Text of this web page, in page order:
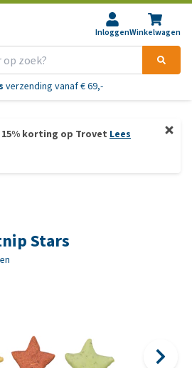
InloggenWinkelwagen
verzending vanaf € 69,-
korting op Trovet Lees
Stars